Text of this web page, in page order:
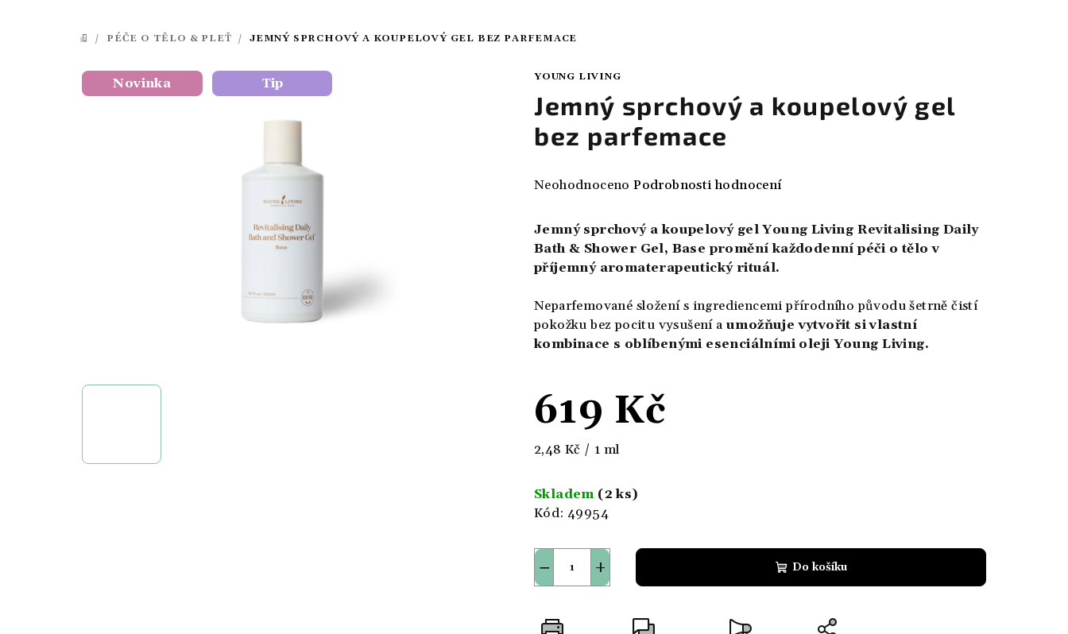
DOMŮ
/ PÉČE O TĚLO & PLEŤ / JEMNÝ SPRCHOVÝ A KOUPELOVÝ GEL BEZ PARFEMACE
YOUNG LIVING
Jemný sprchový a koupelový gel
bez parfemace
Průměrné
produktu
je
0,0
5
hvězdiček.
Neohodnoceno Podrobnosti hodnocení
Jemný sprchový a koupelový gel Young Living Revitalising Daily
Bath & Shower Gel, Base promění každodenní péči o tělo v
příjemný aromaterapeutický rituál.
Neparfemované složení s ingrediencemi přírodního původu šetrně čistí
pokožku bez pocitu vysušení a umožňuje vytvořit si vlastní
kombinace s oblíbenými esenciálními oleji Young Living.
619 Kč
Měrná
2,48 Kč / 1 ml
Skladem (2 ks)
Kód: 49954
+
− Do košíku
Novinka Tip